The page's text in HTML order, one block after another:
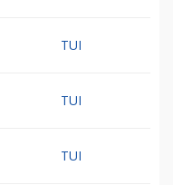
TUI
TUI
TUI